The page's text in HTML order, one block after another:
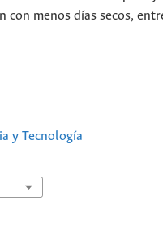
con menos días secos,
y Tecnología